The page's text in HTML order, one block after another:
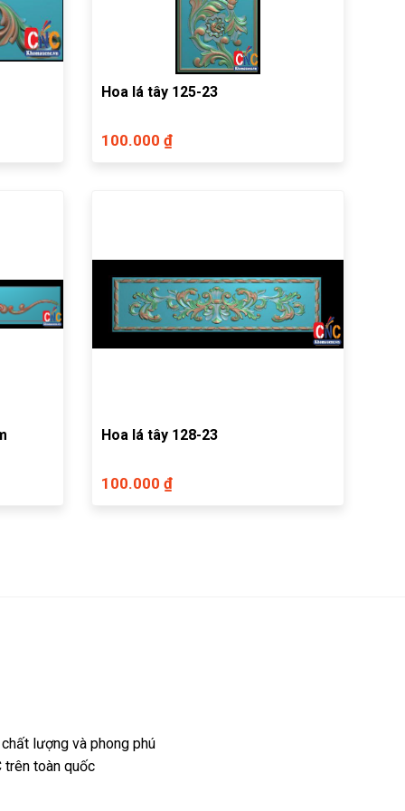
Hoa lá tây 125-23
100.000 ₫
Hoa lá tây 128-23
100.000 ₫
lượng và phong phú
trên toàn quốc